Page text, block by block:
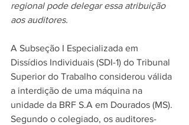
regional pode delegar essa atribuição
aos auditores.
A Subseção I Especializada em
Dissídios Individuais (SDI-1) do Tribunal
Superior do Trabalho considerou válida
a interdição de uma máquina na
unidade da BRF S.A em Dourados (MS).
Segundo o colegiado, os auditores-